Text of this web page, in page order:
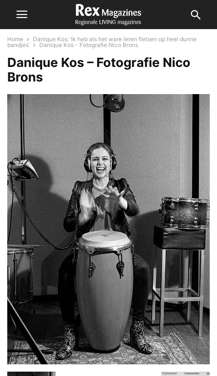
Home
Danique Kos: ‘Ik heb als het ware leren fietsen op heel dunne
bandjes’
Danique Kos - Fotografie Nico Brons
Danique Kos – Fotografie Nico
Brons